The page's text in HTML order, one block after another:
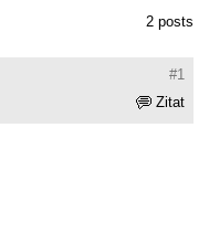
2 posts
#1
Zitat